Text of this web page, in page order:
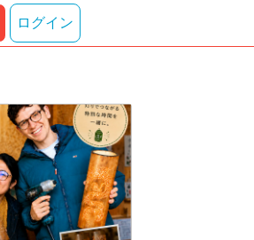
ログイン